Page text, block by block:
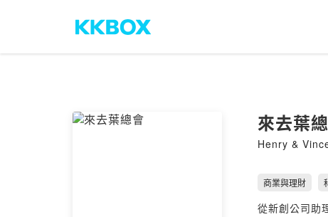
來去葉
Henry &
商業與理財
從新創公司助